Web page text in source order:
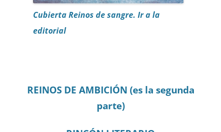
Cubierta Reinos de sangre. Ir a la
editorial
REINOS DE AMBICIÓN (es la segunda
parte)